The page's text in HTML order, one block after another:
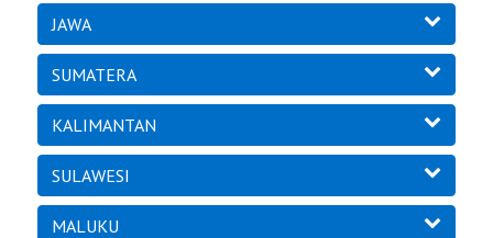
JAWA
SUMATERA
KALIMANTAN
SULAWESI
MALUKU